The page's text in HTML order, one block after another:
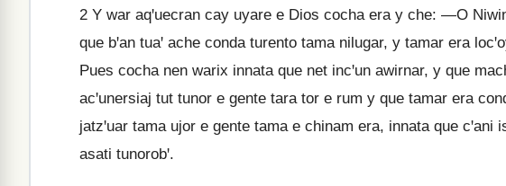
2 Y war aqꞌuecran cay uyare e Dios cocha era y che: —O
que bꞌan tuaꞌ ache conda turento tama nilugar, y tamar era
Pues cocha nen warix innata que net incꞌun awirnar, y que
acꞌunersiaj tut tunor e gente tara tor e rum y que tamar era
jatzꞌuar tama ujor e gente tama e chinam era, innata que cꞌani
asati tunorobꞌ.